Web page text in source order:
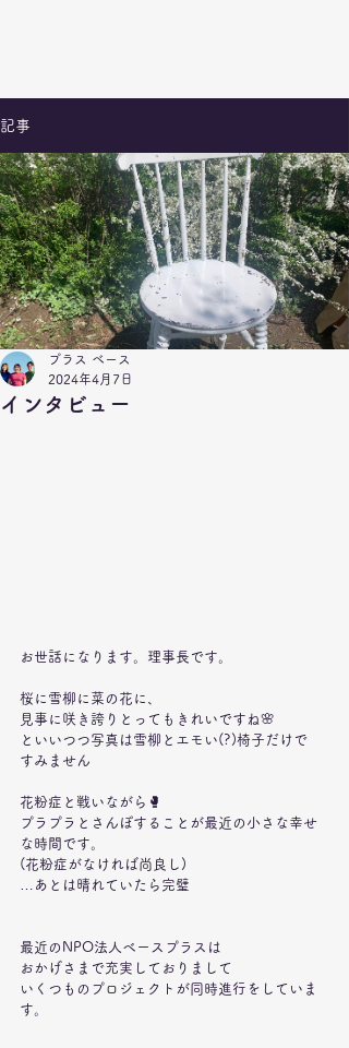
記事
インタビュー
プラス ベース
2024年4月7日
お世話になります。理事長です。
桜に雪柳に菜の花に、
見事に咲き誇りとってもきれいですね🌸
といいつつ写真は雪柳とエモい(?)椅子だけで
すみません
花粉症と戦いながら🥊
プラプラとさんぽすることが最近の小さな幸せ
な時間です。
(花粉症がなければ尚良し)
…あとは晴れていたら完璧
最近のNPO法人ベースプラスは
おかげさまで充実しておりまして
いくつものプロジェクトが同時進行をしていま
す。